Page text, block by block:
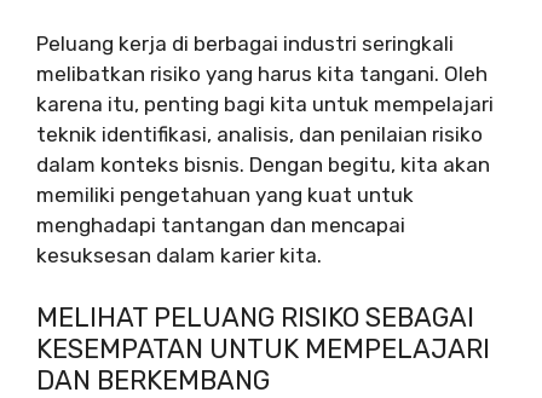
Peluang kerja di berbagai industri seringkali
melibatkan risiko yang harus kita tangani. Oleh
karena itu, penting bagi kita untuk mempelajari
teknik identifikasi, analisis, dan penilaian risiko
dalam konteks bisnis. Dengan begitu, kita akan
memiliki pengetahuan yang kuat untuk
menghadapi tantangan dan mencapai
kesuksesan dalam karier kita.
MELIHAT PELUANG RISIKO SEBAGAI
KESEMPATAN UNTUK MEMPELAJARI
DAN BERKEMBANG